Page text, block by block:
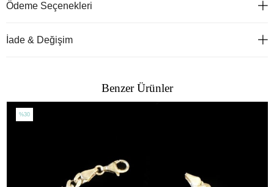
Ödeme Seçenekleri
İade & Değişim
Benzer Ürünler
%30